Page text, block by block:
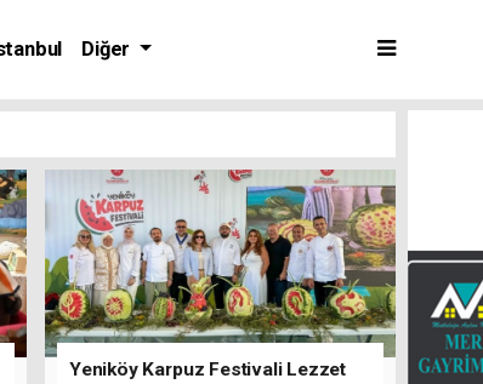
Diğer
Yeniköy Karpuz Festivali Lezzet